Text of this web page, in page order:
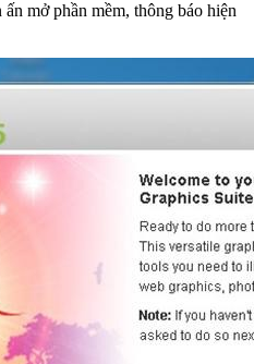
mở phần mềm, thông báo hiện